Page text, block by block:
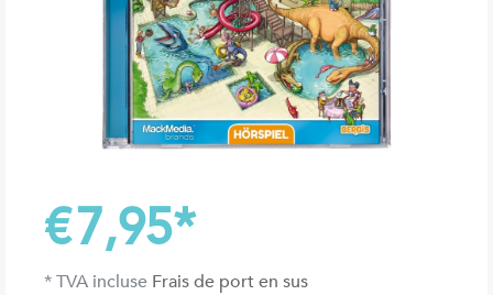
€7,95*
* TVA incluse Frais de port en sus